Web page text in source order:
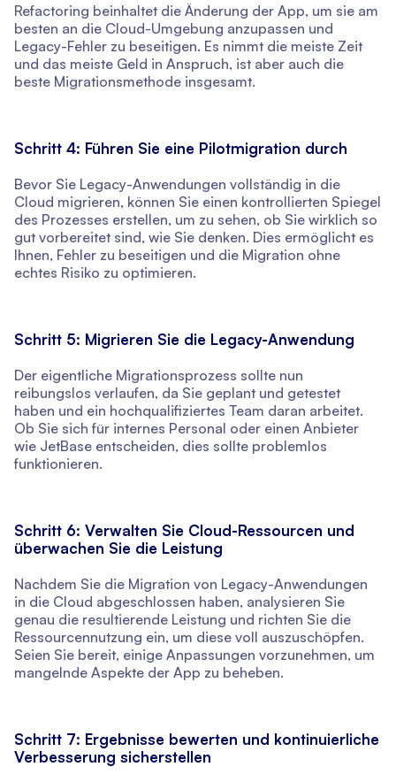
Refactoring beinhaltet die Änderung der App, um sie am
besten an die Cloud-Umgebung anzupassen und
Legacy-Fehler zu beseitigen. Es nimmt die meiste Zeit
und das meiste Geld in Anspruch, ist aber auch die
beste Migrationsmethode insgesamt.
Schritt 4: Führen Sie eine Pilotmigration durch
Bevor Sie Legacy-Anwendungen vollständig in die
Cloud migrieren, können Sie einen kontrollierten Spiegel
des Prozesses erstellen, um zu sehen, ob Sie wirklich so
gut vorbereitet sind, wie Sie denken. Dies ermöglicht es
Ihnen, Fehler zu beseitigen und die Migration ohne
echtes Risiko zu optimieren.
Schritt 5: Migrieren Sie die Legacy-Anwendung
Der eigentliche Migrationsprozess sollte nun
reibungslos verlaufen, da Sie geplant und getestet
haben und ein hochqualifiziertes Team daran arbeitet.
Ob Sie sich für internes Personal oder einen Anbieter
wie JetBase entscheiden, dies sollte problemlos
funktionieren.
Schritt 6: Verwalten Sie Cloud-Ressourcen und
überwachen Sie die Leistung
Nachdem Sie die Migration von Legacy-Anwendungen
in die Cloud abgeschlossen haben, analysieren Sie
genau die resultierende Leistung und richten Sie die
Ressourcennutzung ein, um diese voll auszuschöpfen.
Seien Sie bereit, einige Anpassungen vorzunehmen, um
mangelnde Aspekte der App zu beheben.
Schritt 7: Ergebnisse bewerten und kontinuierliche
Verbesserung sicherstellen